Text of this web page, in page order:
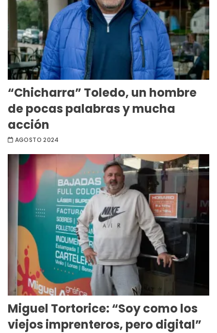
“Chicharra” Toledo, un hombre
de pocas palabras y mucha
acción
AGOSTO 2024
Miguel Tortorice: “Soy como los
viejos imprenteros, pero digital”